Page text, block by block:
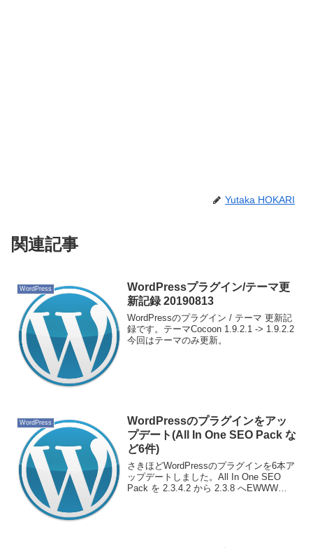
Yutaka HOKARI
関連記事
WordPress
WordPressプラグイン/テーマ更
新記録 20190813
WordPressのプラグイン / テーマ 更新記
録です。テーマCocoon 1.9.2.1 -> 1.9.2.2
今回はテーマのみ更新。
WordPress
WordPressのプラグインをアッ
プデート(All In One SEO Pack な
ど6件)
さきほどWordPressのプラグインを6本ア
ップデートしました。All In One SEO
Pack を 2.3.4.2 から 2.3.8 へEWWW